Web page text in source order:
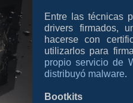
Entre las técnicas
drivers firmados,
hacerse con
utilizarlos para
propio servicio de
distribuyó malware.
Bootkits